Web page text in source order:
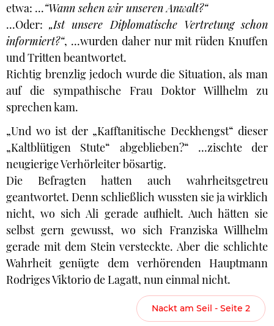
etwa: ...“Wann sehen wir unseren Anwalt?“
...Oder:„Ist unsere Diplomatische Vertretung schon
informiert?“, ...wurden daher nur mit rüden Knuffen
und Tritten beantwortet.
Richtig brenzlig jedoch wurde die Situation, als man
auf die sympathische Frau Doktor Willhelm zu
sprechen kam.
„Und wo ist der „Kafftanitische Deckhengst“ dieser
„Kaltblütigen Stute“ abgeblieben?“ ...zischte der
neugierige Verhörleiter bösartig.
Die Befragten hatten auch wahrheitsgetreu
geantwortet. Denn schließlich wussten sie ja wirklich
nicht, wo sich Ali gerade aufhielt. Auch hätten sie
selbst gern gewusst, wo sich Franziska Willhelm
gerade mit dem Stein versteckte. Aber die schlichte
Wahrheit genügte dem verhörenden Hauptmann
Rodriges Viktorio de Lagatt, nun einmal nicht.
Nackt am Seil - Seite 2